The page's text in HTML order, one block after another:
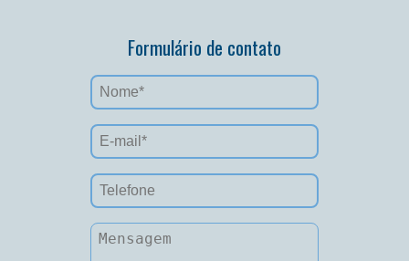
Formulário de contato